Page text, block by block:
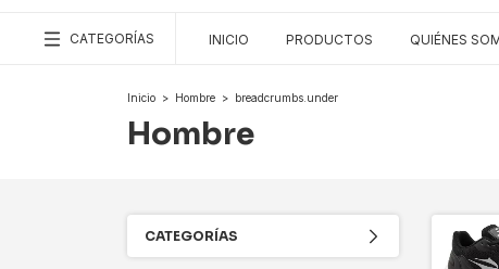
CATEGORÍAS INICIO PRODUCTOS QUIÉNES
Inicio > Hombre > breadcrumbs.under
Hombre
CATEGORÍAS